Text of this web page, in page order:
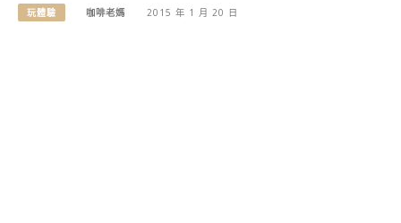
玩體驗 咖啡老媽 2015 年 1 月 20 日